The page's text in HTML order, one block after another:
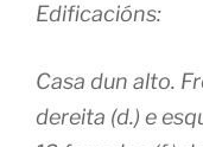
Edificacións:
Casa dun alto.
dereita (d.) e